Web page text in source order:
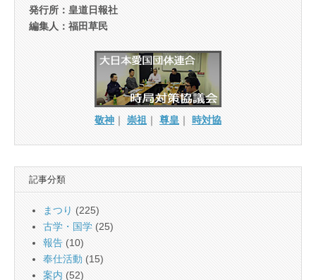
発行所：皇道日報社
編集人：福田草民
敬神 ｜ 崇祖 ｜ 尊皇 ｜ 時対協
記事分類
まつり (225)
古学・国学 (25)
報告 (10)
奉仕活動 (15)
案内 (52)